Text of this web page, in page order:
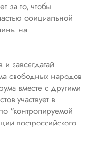
за то, чтобы
официальной
на
завсегдатай
свободных народов
вместе с другими
участвует в
"контролируемой
построссийского